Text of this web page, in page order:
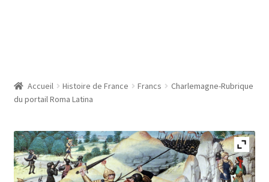
Accueil Histoire de France Francs
Charlemagne-Rubrique
du portail Roma Latina